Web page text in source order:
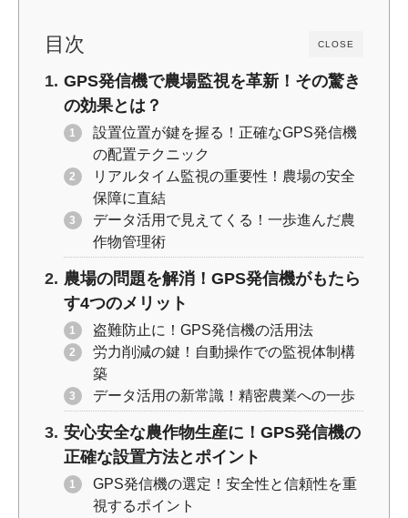
CLOSE
目次
GPS発信機で農場監視を革新！その驚き
の効果とは？
設置位置が鍵を握る！正確なGPS発信機
の配置テクニック
リアルタイム監視の重要性！農場の安全
保障に直結
データ活用で見えてくる！一歩進んだ農
作物管理術
農場の問題を解消！GPS発信機がもたら
す4つのメリット
盗難防止に！GPS発信機の活用法
労力削減の鍵！自動操作での監視体制構
築
データ活用の新常識！精密農業への一歩
安心安全な農作物生産に！GPS発信機の
正確な設置方法とポイント
GPS発信機の選定！安全性と信頼性を重
視するポイント